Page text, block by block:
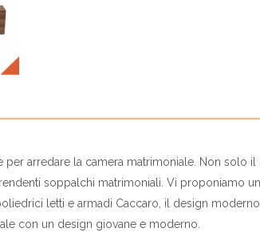
arredare la camera matrimoniale. Non solo
soppalchi matrimoniali. Vi proponiamo
letti e armadi Caccaro, il design
con un design giovane e moderno.